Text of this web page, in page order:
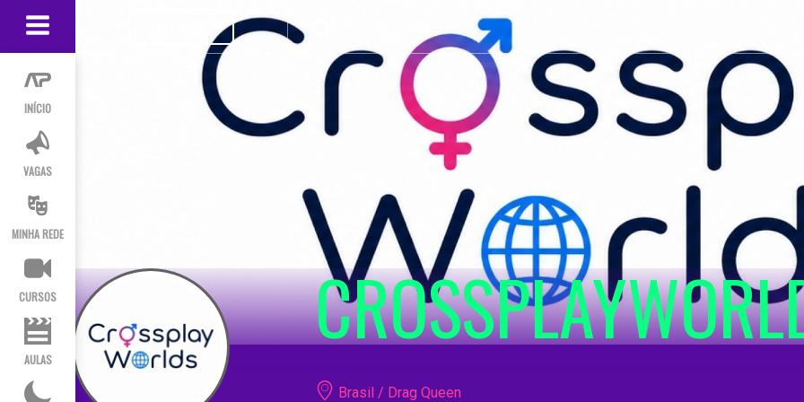
INÍCIO
VAGAS
MINHA REDE
CURSOS
AULAS
Brasil / Drag Queen